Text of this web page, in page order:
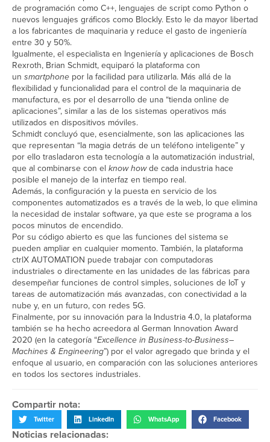
de programación como C++, lenguajes de script como Python o
nuevos lenguajes gráficos como Blockly. Esto le da mayor libertad
a los fabricantes de maquinaria y reduce el gasto de ingeniería
entre 30 y 50%.
Igualmente, el especialista en Ingeniería y aplicaciones de Bosch
Rexroth, Brian Schmidt, equiparó la plataforma con
un smartphone por la facilidad para utilizarla. Más allá de la
flexibilidad y funcionalidad para el control de la maquinaria de
manufactura, es por el desarrollo de una “tienda online de
aplicaciones”, similar a las de los sistemas operativos más
utilizados en dispositivos móviles.
Schmidt concluyó que, esencialmente, son las aplicaciones las
que representan “la magia detrás de un teléfono inteligente” y
por ello trasladaron esta tecnología a la automatización industrial,
que al combinarse con el know howde cada industria hace
posible el manejo de la interfaz en tiempo real.
Además, la configuración y la puesta en servicio de los
componentes automatizados es a través de la web, lo que elimina
la necesidad de instalar software, ya que este se programa a los
pocos minutos de encendido.
Por su código abierto es que las funciones del sistema se
pueden ampliar en cualquier momento. También, la plataforma
ctrlX AUTOMATION puede trabajar con computadoras
industriales o directamente en las unidades de las fábricas para
desempeñar funciones de control simples, soluciones de IoT y
tareas de automatización más avanzadas, con conectividad a la
nube y, en un futuro, con redes 5G.
Finalmente, por su innovación para la Industria 4.0, la plataforma
también se ha hecho acreedora al German Innovation Award
2020 (en la categoría “Excellence in Business-to-Business–
Machines & Engineering”) por el valor agregado que brinda y el
enfoque al usuario, en comparación con las soluciones anteriores
en todos los sectores industriales.
Compartir nota:
Twitter LinkedIn WhatsApp Facebook
Noticias relacionadas: